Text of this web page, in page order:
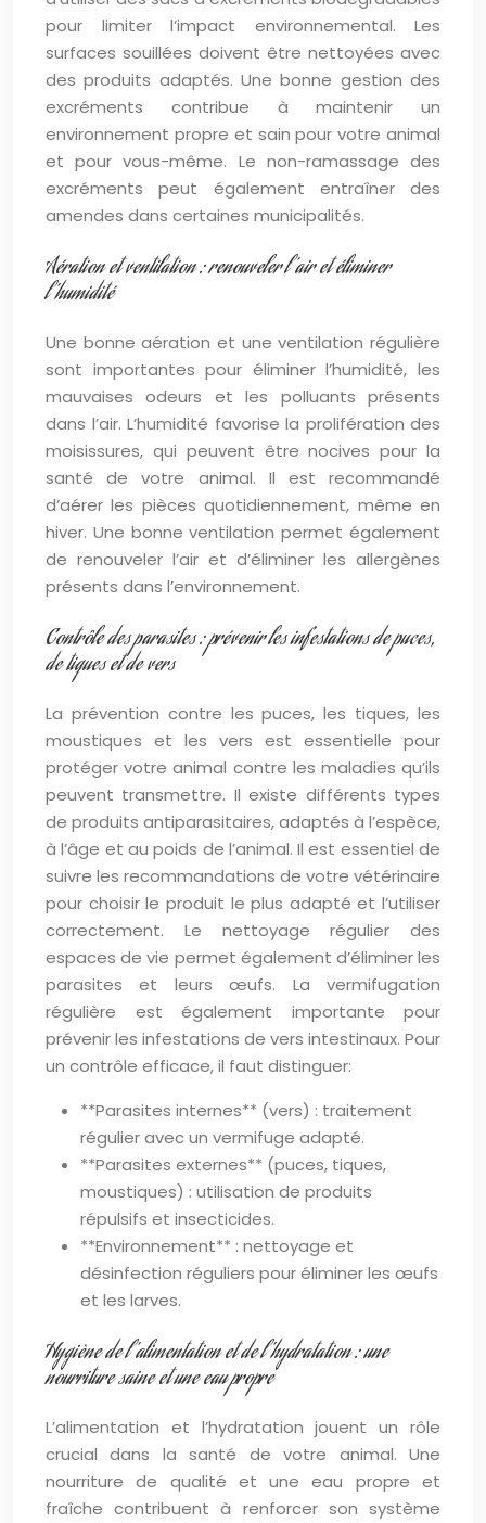
pour limiter l’impact environnemental. Les
surfaces souillées doivent être nettoyées avec
des produits adaptés. Une bonne gestion des
excréments contribue à maintenir un
environnement propre et sain pour votre animal
et pour vous-même. Le non-ramassage des
excréments peut également entraîner des
amendes dans certaines municipalités.
Aération et ventilation : renouveler l’air et éliminer
l’humidité
Une bonne aération et une ventilation régulière
sont importantes pour éliminer l’humidité, les
mauvaises odeurs et les polluants présents
dans l’air. L’humidité favorise la prolifération des
moisissures, qui peuvent être nocives pour la
santé de votre animal. Il est recommandé
d’aérer les pièces quotidiennement, même en
hiver. Une bonne ventilation permet également
de renouveler l’air et d’éliminer les allergènes
présents dans l’environnement.
Contrôle des parasites : prévenir les infestations de puces,
de tiques et de vers
La prévention contre les puces, les tiques, les
moustiques et les vers est essentielle pour
protéger votre animal contre les maladies qu’ils
peuvent transmettre. Il existe différents types
de produits antiparasitaires, adaptés à l’espèce,
à l’âge et au poids de l’animal. Il est essentiel de
suivre les recommandations de votre vétérinaire
pour choisir le produit le plus adapté et l’utiliser
correctement. Le nettoyage régulier des
espaces de vie permet également d’éliminer les
parasites et leurs œufs. La vermifugation
régulière est également importante pour
prévenir les infestations de vers intestinaux. Pour
un contrôle efficace, il faut distinguer:
**Parasites internes** (vers) : traitement
régulier avec un vermifuge adapté.
**Parasites externes** (puces, tiques,
moustiques) : utilisation de produits
répulsifs et insecticides.
**Environnement** : nettoyage et
désinfection réguliers pour éliminer les œufs
et les larves.
Hygiène de l’alimentation et de l’hydratation : une
nourriture saine et une eau propre
L’alimentation et l’hydratation jouent un rôle
crucial dans la santé de votre animal. Une
nourriture de qualité et une eau propre et
fraîche contribuent à renforcer son système